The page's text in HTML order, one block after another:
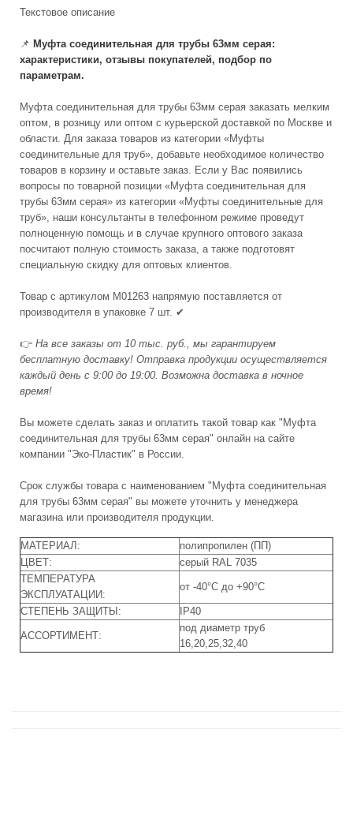
Текстовое описание
📌 Муфта соединительная для трубы 63мм серая:
характеристики, отзывы покупателей, подбор по
параметрам.
Муфта соединительная для трубы 63мм серая заказать мелким
оптом, в розницу или оптом с курьерской доставкой по Москве и
области. Для заказа товаров из категории «Муфты
соединительные для труб», добавьте необходимое количество
товаров в корзину и оставьте заказ. Если у Вас появились
вопросы по товарной позиции «Муфта соединительная для
трубы 63мм серая» из категории «Муфты соединительные для
труб», наши консультанты в телефонном режиме проведут
полноценную помощь и в случае крупного оптового заказа
посчитают полную стоимость заказа, а также подготовят
специальную скидку для оптовых клиентов.
Товар с артикулом М01263 напрямую поставляется от
производителя в упаковке 7 шт. ✔
👉 На все заказы от 10 тыс. руб., мы гарантируем
бесплатную доставку! Отправка продукции осуществляется
каждый день с 9:00 до 19:00. Возможна доставка в ночное
время!
Вы можете сделать заказ и оплатить такой товар как "Муфта
соединительная для трубы 63мм серая" онлайн на сайте
компании "Эко-Пластик" в России.
Срок службы товара с наименованием "Муфта соединительная
для трубы 63мм серая" вы можете уточнить у менеджера
магазина или производителя продукции.
МАТЕРИАЛ:
полипропилен (ПП)
ЦВЕТ:
серый RAL 7035
ТЕМПЕРАТУРА
ЭКСПЛУАТАЦИИ:
от -40°С до +90°С
СТЕПЕНЬ ЗАЩИТЫ: IP40
АССОРТИМЕНТ:
под диаметр труб
16,20,25,32,40